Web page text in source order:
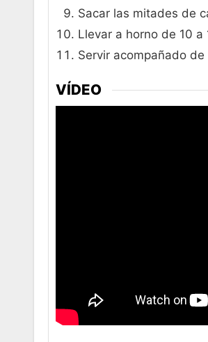
Sacar las mitades de
Llevar a horno de 10 a
Servir acompañado
VÍDEO